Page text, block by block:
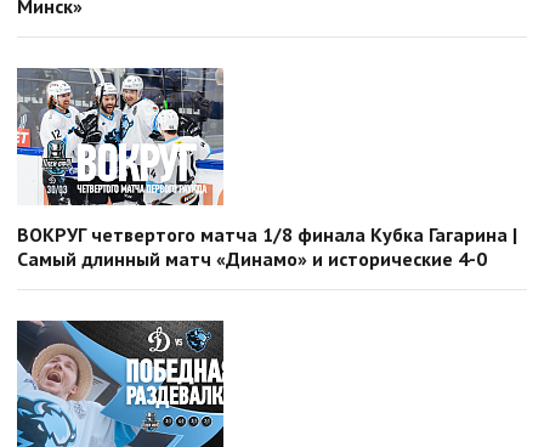
Минск»
ВОКРУГ четвертого матча 1/8 финала Кубка Гагарина |
Самый длинный матч «Динамо» и исторические 4-0